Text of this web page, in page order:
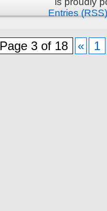
Entries (RSS)
Page 3 of 18 « 1